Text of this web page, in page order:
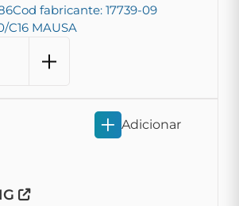
Cod fabricante: 17739-09
C16 MAUSA
Adicionar